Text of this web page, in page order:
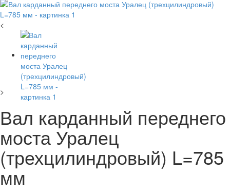
<
>
Вал карданный переднего
моста Уралец
(трехцилиндровый) L=785
мм